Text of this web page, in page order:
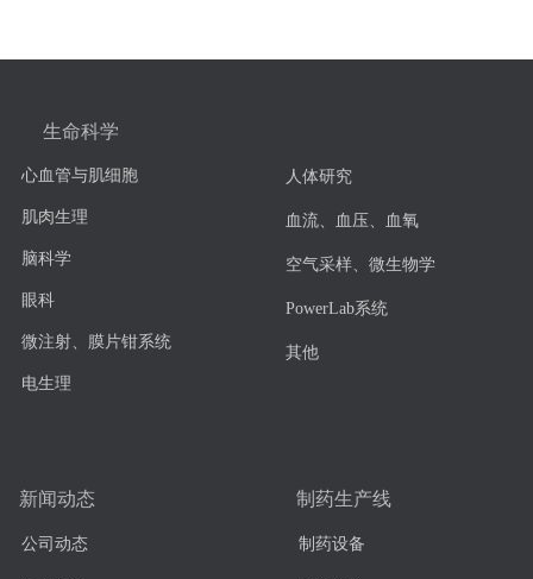
生命科学
心血管与肌细胞
肌肉生理
脑科学
眼科
微注射、膜片钳系统
电生理
人体研究
血流、血压、血氧
空气采样、微生物学
PowerLab系统
其他
制药生产线
制药设备
新闻动态
公司动态